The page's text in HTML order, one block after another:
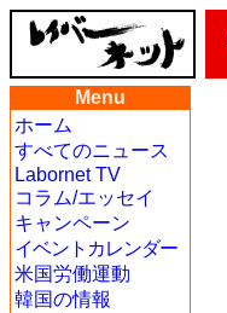
Menu
ホーム
すべてのニュース
Labornet TV
コラム/エッセイ
キャンペーン
イベントカレンダー
米国労働運動
韓国の情報